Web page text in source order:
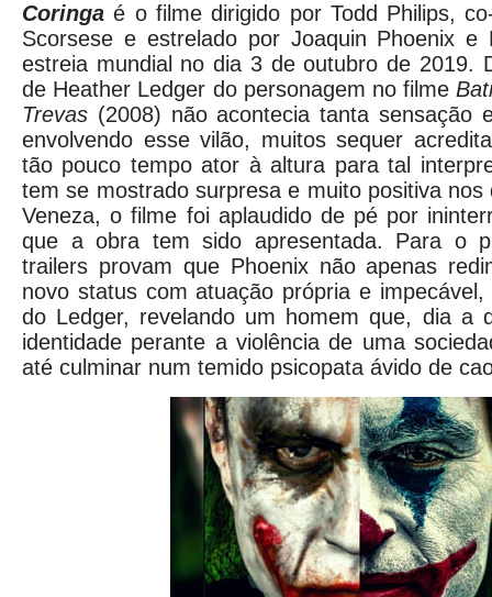
Coringa é o filme dirigido por Todd Philips,
Scorsese e estrelado por Joaquin Phoenix
estreia mundial no dia 3 de outubro de 2019.
de Heather Ledger do personagem no filme
Trevas (2008) não acontecia tanta sensação
envolvendo esse vilão, muitos sequer
tão pouco tempo ator à altura para tal
tem se mostrado surpresa e muito positiva
Veneza, o filme foi aplaudido de pé por
que a obra tem sido apresentada. Para o
trailers provam que Phoenix não apenas
novo status com atuação própria e
do Ledger, revelando um homem que, dia a
identidade perante a violência de uma
até culminar num temido psicopata ávido de